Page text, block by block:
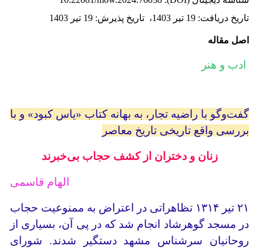
تاریخ دریافت: 19 تیر 1403 ، تاریخ پذیرش: 19 تیر 1403
اصل مقاله
ادب و هنر
گفت‌وگو با راضیه تجار، به بهانه کتاب «یاس کبود» و با
بررسی واقع تاریخی تاریخ معاصر
زنان و دختران از کشف حجاب بی‌خبرند
الهام قاسمی
۲۱ تیر ۱۳۱۴ تظاهراتی در اعتراض به ممنوعیت حجاب
در مسجد گوهرشاد انجام شد که در پی آن، بسیاری از
روحانیان سرشناس مشهد دستگیر شدند. شورای